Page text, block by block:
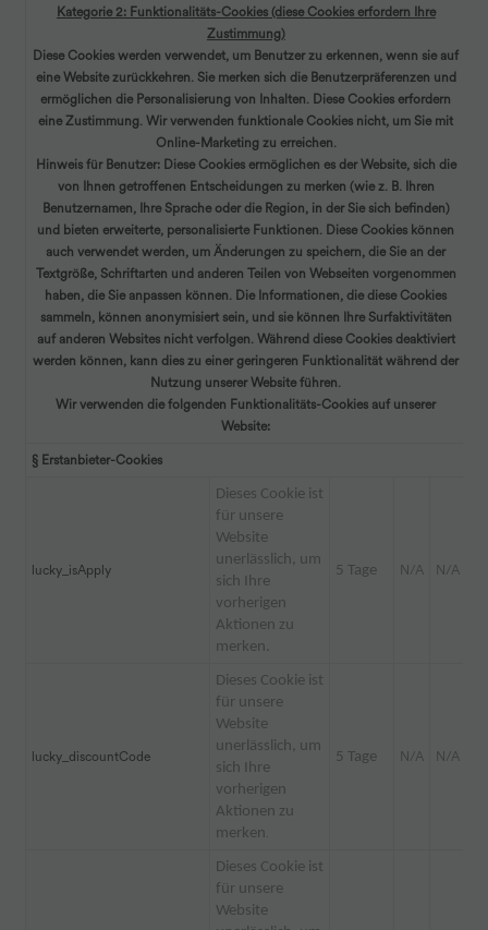
Kategorie 2: Funktionalitäts-Cookies (diese Cookies erfordern Ihre
Zustimmung)
Diese Cookies werden verwendet, um Benutzer zu erkennen, wenn sie auf
eine Website zurückkehren. Sie merken sich die Benutzerpräferenzen und
ermöglichen die Personalisierung von Inhalten. Diese Cookies erfordern
eine Zustimmung. Wir verwenden funktionale Cookies nicht, um Sie mit
Online-Marketing zu erreichen.
Hinweis für Benutzer:Diese Cookies ermöglichen es der Website, sich die
von Ihnen getroffenen Entscheidungen zu merken (wie z. B. Ihren
Benutzernamen, Ihre Sprache oder die Region, in der Sie sich befinden)
und bieten erweiterte, personalisierte Funktionen. Diese Cookies können
auch verwendet werden, um Änderungen zu speichern, die Sie an der
Textgröße, Schriftarten und anderen Teilen von Webseiten vorgenommen
haben, die Sie anpassen können. Die Informationen, die diese Cookies
sammeln, können anonymisiert sein, und sie können Ihre Surfaktivitäten
auf anderen Websites nicht verfolgen. Während diese Cookies deaktiviert
werden können, kann dies zu einer geringeren Funktionalität während der
Nutzung unserer Website führen.
Wir verwenden die folgenden Funktionalitäts-Cookies auf unserer
Website:
§ Erstanbieter-Cookies
lucky_isApply
Dieses Cookie ist
für unsere
Website
unerlässlich, um
sich Ihre
vorherigen
Aktionen zu
merken.
5 Tage N/A N/A
lucky_discountCode
Dieses Cookie ist
für unsere
Website
unerlässlich, um
sich Ihre
vorherigen
Aktionen zu
merken.
5 Tage N/A N/A
Dieses Cookie ist
für unsere
Website